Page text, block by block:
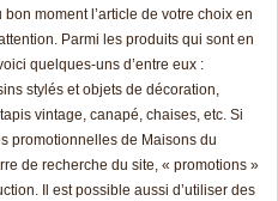
moment l’article de votre choix en
Parmi les produits qui sont en
quelques-uns d’entre eux :
stylés et objets de décoration,
vintage, canapé, chaises, etc. Si
promotionnelles de Maisons du
de recherche du site, « promotions »
Il est possible aussi d’utiliser des